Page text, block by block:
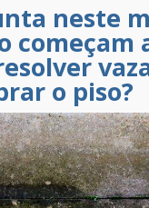
neste
começam
o piso?